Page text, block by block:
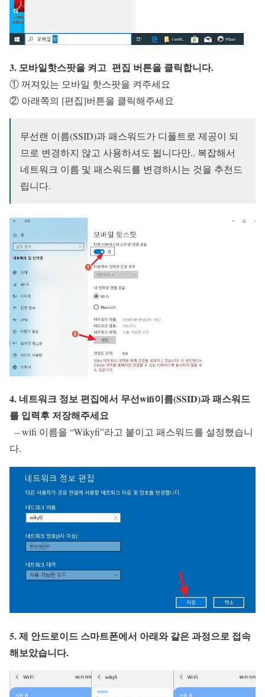
3. 모바일핫스팟을 켜고 편집 버튼을 클릭합니다.
① 꺼져있는 모바일 핫스팟을 켜주세요
② 아래쪽의 [편집]버튼을 클릭해주세요
무선랜 이름(SSID)과 패스워드가 디폴트로 제공이 되
므로 변경하지 않고 사용하셔도 됩니다만.. 복잡해서
네트워크 이름 및 패스워드를 변경하시는 것을 추천드
립니다.
4. 네트워크 정보 편집에서 무선wifi이름(SSID)과 패스워드
를 입력후 저장해주세요
– wifi 이름을 “Wikyfi”라고 붙이고 패스워드를 설정했습니
다.
5. 제 안드로이드 스마트폰에서 아래와 같은 과정으로 접속
해보았습니다.